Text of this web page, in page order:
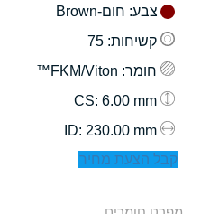
צבע: חום-Brown
קשיחות: 75
חומר: FKM/Viton™
: 6.00 mm
: 230.00 mm
קבל הצעת מחיר